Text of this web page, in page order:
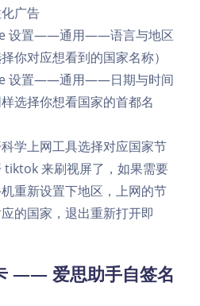
广告
设置——通用——语言与地区
对应想看到的国家名称）
设置——通用——日期与时间
选择你想看国家的首都名
学上网工具选择对应国家节
tiktok 来刷视屏了，如果需要
重新设置下地区，上网的节
的国家，退出重新打开即
—— 爱思助手自签名